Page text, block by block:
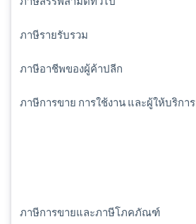
ภาษีรายรับรวม
ภาษีอาชีพของผู้ค้าปลีก
ภาษีการขาย การใช้งาน และผู้ให้บริการ
ภาษีการขายและภาษีโภคภัณฑ์